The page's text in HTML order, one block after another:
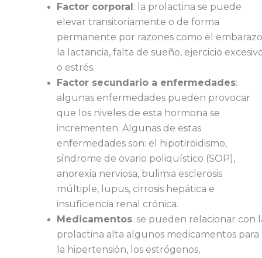
Factor corporal: la prolactina se puede
elevar transitoriamente o de forma
permanente por razones como el
la lactancia, falta de sueño, ejercicio
o estrés.
Factor secundario a enfermedades:
algunas enfermedades pueden provocar
que los niveles de esta hormona se
incrementen. Algunas de estas
enfermedades son: el hipotiroidismo,
síndrome de ovario poliquístico (SOP),
anorexia nerviosa, bulimia esclerosis
múltiple, lupus, cirrosis hepática e
insuficiencia renal crónica.
Medicamentos: se pueden relacionar con
prolactina alta algunos medicamentos para
la hipertensión, los estrógenos,